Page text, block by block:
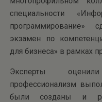
специальности
программирование»
экзамен по
для бизнеса» в рамках
Эксперты
профессионализм
были созданы и